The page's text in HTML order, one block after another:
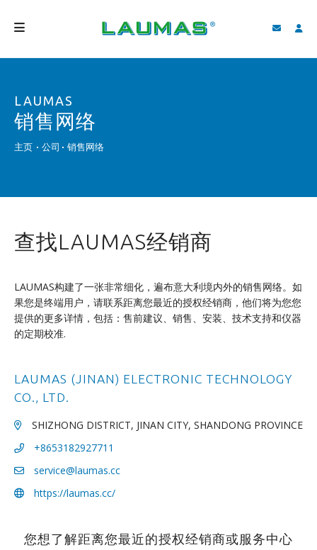
产品
服务
视频
新闻
搜索
中国
LAUMAS
销售网络
主页 公司 销售网络
查找LAUMAS经销商
LAUMAS构建了一张非常细化，遍布意大利境内外的销售网络。如
果您是终端用户，请联系距离您最近的授权经销商，他们将为您您
提供的更多详情，包括：售前建议、销售、安装、技术支持和仪器
的定期校准.
LAUMAS (JINAN) ELECTRONIC TECHNOLOGY
CO., LTD.
SHIZHONG DISTRICT, JINAN CITY, SHANDONG PROVINCE
+8653182927711
service@laumas.cc
https://laumas.cc/
您想了解距离您最近的授权经销商或服务中心